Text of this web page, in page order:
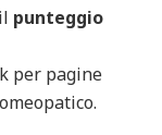
punteggio
per pagine